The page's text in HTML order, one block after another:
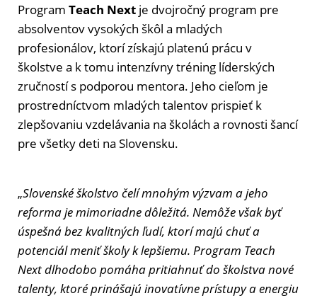
Program Teach Next je dvojročný program pre
absolventov vysokých škôl a mladých
profesionálov, ktorí získajú platenú prácu v
školstve a k tomu intenzívny tréning líderských
zručností s podporou mentora. Jeho cieľom je
prostredníctvom mladých talentov prispieť k
zlepšovaniu vzdelávania na školách a rovnosti šancí
pre všetky deti na Slovensku.
„Slovenské školstvo čelí mnohým výzvam a jeho
reforma je mimoriadne dôležitá. Nemôže však byť
úspešná bez kvalitných ľudí, ktorí majú chuť a
potenciál meniť školy k lepšiemu. Program Teach
Next dlhodobo pomáha pritiahnuť do školstva nové
talenty, ktoré prinášajú inovatívne prístupy a energiu